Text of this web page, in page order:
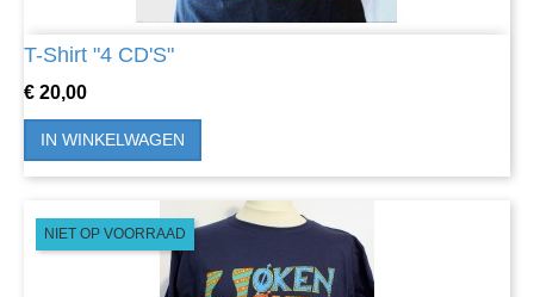
T-Shirt "4 CD'S"
Prijs
€ 20,00
IN WINKELWAGEN
NIET OP VOORRAAD